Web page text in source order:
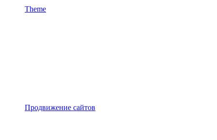
Theme
Продвижение сайтов